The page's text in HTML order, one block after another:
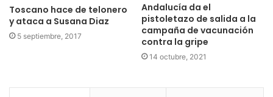
Toscano hace de telonero
y ataca a Susana Diaz
5 septiembre, 2017
Andalucía da el
pistoletazo de salida a la
campaña de vacunación
contra la gripe
14 octubre, 2021